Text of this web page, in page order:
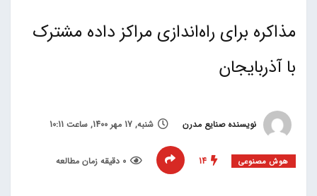
مذاکره برای راه‌اندازی مراکز داده مشترک
با آذربایجان
نویسنده صنایع مدرن شنبه, 17 مهر 1400, ساعت 10:11
هوش مصنوعی 14 0 دقیقه زمان مطالعه